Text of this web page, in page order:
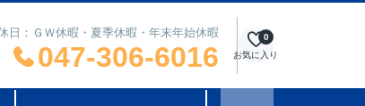
：ＧＷ休暇・夏季休暇・年末年始休暇
047-306-6016 お気に入り
0